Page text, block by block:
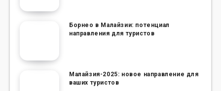
Борнео в Малайзии: потенциал
направления для туристов
Малайзия-2025: новое направление для
ваших туристов